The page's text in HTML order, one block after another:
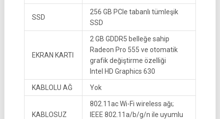
SSD
256 GB PCIe tabanlı tümleşik
SSD
EKRAN KARTI
2 GB GDDR5 belleğe sahip
Radeon Pro 555 ve otomatik
grafik değiştirme özelliği
Intel HD Graphics 630
KABLOLU AĞ Yok
KABLOSUZ
802.11ac Wi-Fi wireless ağı;
IEEE 802.11a/b/g/n ile uyumlu